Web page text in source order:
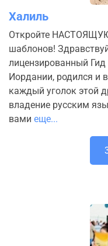
Халиль
Откройте
шаблонов!
лицензированный
Иордании, родился и
каждый уголок этой
владение русским
вами еще...